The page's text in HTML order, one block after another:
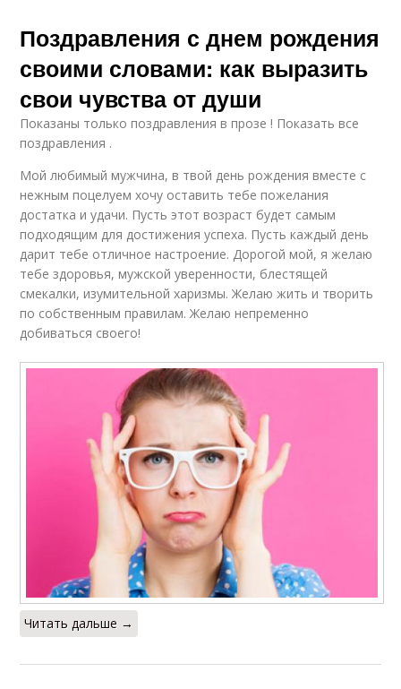
Поздравления с днем рождения
своими словами: как выразить
свои чувства от души
Показаны только поздравления в прозе ! Показать все
поздравления .
Мой любимый мужчина, в твой день рождения вместе с
нежным поцелуем хочу оставить тебе пожелания
достатка и удачи. Пусть этот возраст будет самым
подходящим для достижения успеха. Пусть каждый день
дарит тебе отличное настроение. Дорогой мой, я желаю
тебе здоровья, мужской уверенности, блестящей
смекалки, изумительной харизмы. Желаю жить и творить
по собственным правилам. Желаю непременно
добиваться своего!
Читать дальше →